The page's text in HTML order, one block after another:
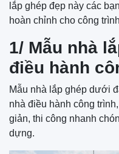
lắp ghép đẹp này các
hoàn chỉnh cho công
1/ Mẫu nhà
điều hành
Mẫu nhà lắp ghép dưới
nhà điều hành công
giản, thi công nhanh
dựng.